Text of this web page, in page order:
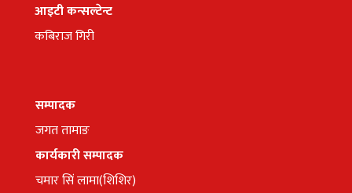
आइटी कन्सल्टेन्ट
कबिराज गिरी
सम्पादक
जगत तामाङ
कार्यकारी सम्पादक
चमार सिं लामा(शिशिर)